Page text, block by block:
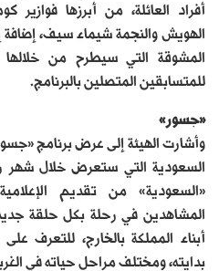
أفراد العائلة، من أبرزها فوازير
الهويش والنجمة شيماء سيف، إضافة
المشوقة التي سيطرح من
للمتسابقين المتصلين بالبرنامج.
«جسور»
وأشارت الهيئة إلى عرض برنامج
السعودية التي ستعرض خلال شهر
«السعودية» من تقديم
المشاهدين في رحلة بكل حلقة
أبناء المملكة بالخارج، للتعرف
بدايته، ومختلف مراحل حياته في